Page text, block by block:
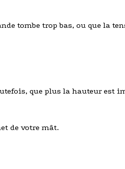
tombe trop bas, ou que la
que plus la hauteur est
de votre mât.